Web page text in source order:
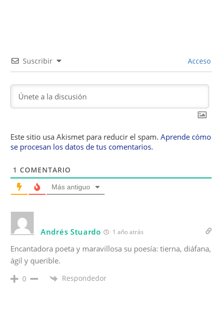
Suscribir Acceso
Este sitio usa Akismet para reducir el spam. Aprende cómo
se procesan los datos de tus comentarios.
1 COMENTARIO
Más antiguo
Andrés Stuardo 1 año atrás
Encantadora poeta y maravillosa su poesía: tierna, diáfana,
ágil y querible.
0 Respondedor